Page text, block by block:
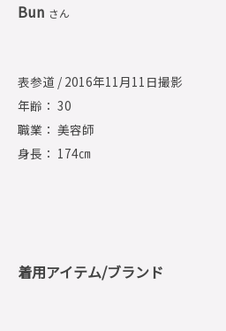
Bun さん
表参道 / 2016年11月11日撮影
年齢： 30
職業： 美容師
身長： 174㎝
着用アイテム/ブランド